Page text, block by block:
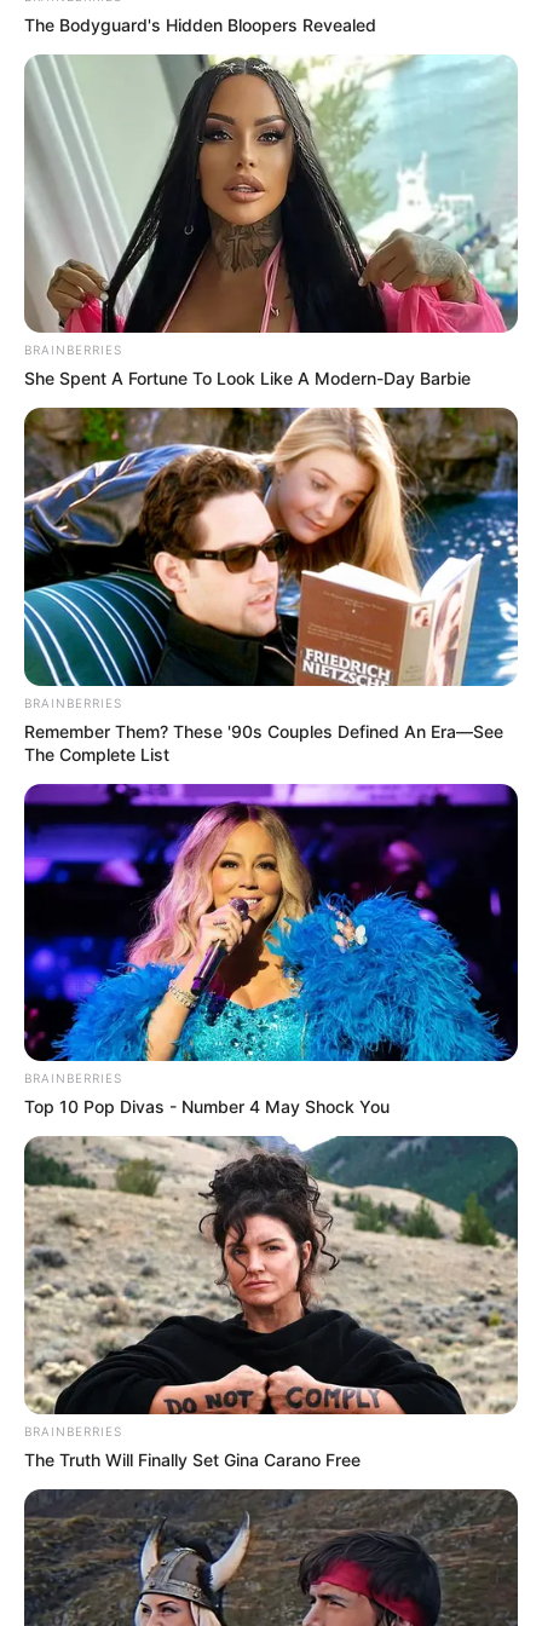
dadurch der Preis ändert.
The Bodyguard's Hidden Bloopers Revealed
BRAINBERRIES
She Spent A Fortune To Look Like A Modern-Day Barbie
BRAINBERRIES
Remember Them? These '90s Couples Defined An Era—See
The Complete List
BRAINBERRIES
Top 10 Pop Divas - Number 4 May Shock You
BRAINBERRIES
The Truth Will Finally Set Gina Carano Free